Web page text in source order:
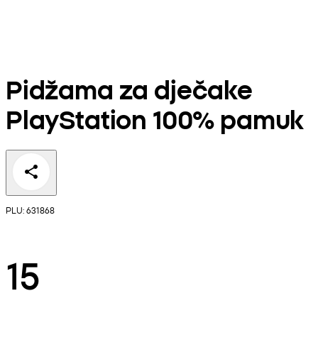
Pidžama za dječake
PlayStation 100% pamuk
PLU: 631868
15